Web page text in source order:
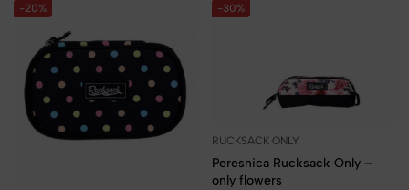
-20% -30%
RUCKSACK ONLY
Peresnica Rucksack Only –
only flowers